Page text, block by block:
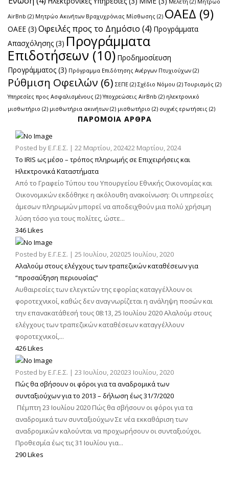
Μελέτη (2) Μητρώο
AirBnb (2) Μητρώο Ακινήτων Βραχυχρόνιας Μίσθωσης (2) ΟΑΕΔ (9)
ΟΑΕΕ (3) Οφειλές προς το Δημόσιο (4) Προγράμματα
Απασχόλησης (3) Προγράμματα
Επιδοτήσεων (10) Προδημοσίευση
Προγράμματος (3) Πρόγραμμα Επιδότησης Ανέργων Πτυχιούχων (2)
Ρύθμιση Οφειλών (6) ΣΕΠΕ (2) Σχέδιο Νόμου (2) Τουρισμός (2)
Υπηρεσίες προς Ασφαλισμένους (2) Υποχρεώσεις AirBnb (2) ηλεκτρονικό
μισθωτήριο (2) μισθωτήρια ακινήτων (2) μισθωτήριο (2) συχνές ερωτήσεις (2)
ΠΑΡΌΜΟΙΑ ΆΡΘΡΑ
Posted by Ε.Γ.Ε.Σ. | 22 Μαρτίου, 202422 Μαρτίου, 2024
Το IRIS ως μέσο – τρόπος πληρωμής σε Επιχειρήσεις και
Ηλεκτρονικά Καταστήματα
Από το Γραφείο Τύπου του Υπουργείου Εθνικής Οικονομίας και
Οικονομικών εκδόθηκε η ακόλουθη ανακοίνωση: Οι υπηρεσίες
άμεσων πληρωμών μπορεί να αποδειχθούν μια πολύ χρήσιμη
λύση τόσο για τους πολίτες, ώστε...
346 Likes
Posted by Ε.Γ.Ε.Σ. | 25 Ιουλίου, 202025 Ιουλίου, 2020
Αλαλούμ στους ελέγχους των τραπεζικών καταθέσεων για
“προσαύξηση περιουσίας”
Αυθαιρεσίες των ελεγκτών της εφορίας καταγγέλλουν οι
φοροτεχνικοί, καθώς δεν αναγνωρίζεται η ανάληψη ποσών και
την επανακατάθεσή τους 08:13, 25 Ιουλίου 2020 Αλαλούμ στους
ελέγχους των τραπεζικών καταθέσεων καταγγέλλουν
φοροτεχνικοί,...
426 Likes
Posted by Ε.Γ.Ε.Σ. | 23 Ιουλίου, 202023 Ιουλίου, 2020
Πώς θα σβήσουν οι φόροι για τα αναδρομικά των
συνταξιούχων για το 2013 – δήλωση έως 31/7/2020
Πέμπτη 23 Ιουλίου 2020 Πώς θα σβήσουν οι φόροι για τα
αναδρομικά των συνταξιούχων Σε νέα εκκαθάριση των
αναδρομικών καλούνται να προχωρήσουν οι συνταξιούχοι.
Προθεσμία έως τις 31 Ιουλίου για...
290 Likes